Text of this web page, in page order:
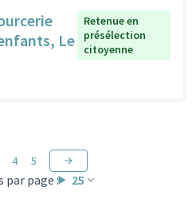
Le
Retenue en
présélection
citoyenne
par page : 25
4 5